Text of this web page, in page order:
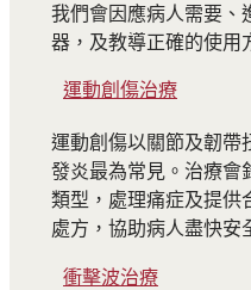
我們會因應病人需要、
器，及教導正確的使用
運動創傷治療
運動創傷以關節及韌帶
發炎最為常見。治療會
類型，處理痛症及提供
處方，協助病人盡快安
衝擊波治療